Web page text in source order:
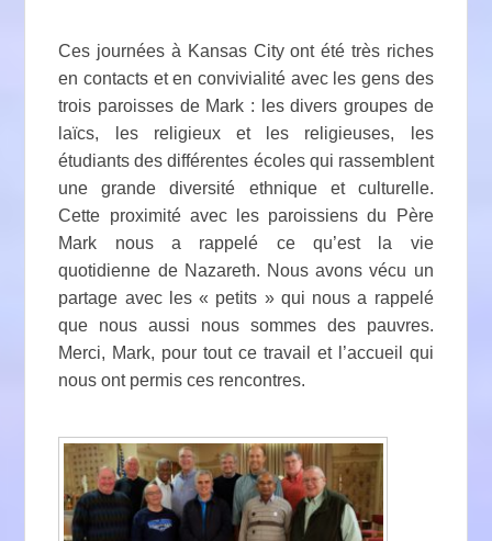
Ces journées à Kansas City ont été très riches
en contacts et en convivialité avec les gens des
trois paroisses de Mark : les divers groupes de
laïcs, les religieux et les religieuses, les
étudiants des différentes écoles qui rassemblent
une grande diversité ethnique et culturelle.
Cette proximité avec les paroissiens du Père
Mark nous a rappelé ce qu’est la vie
quotidienne de Nazareth. Nous avons vécu un
partage avec les « petits » qui nous a rappelé
que nous aussi nous sommes des pauvres.
Merci, Mark, pour tout ce travail et l’accueil qui
nous ont permis ces rencontres.